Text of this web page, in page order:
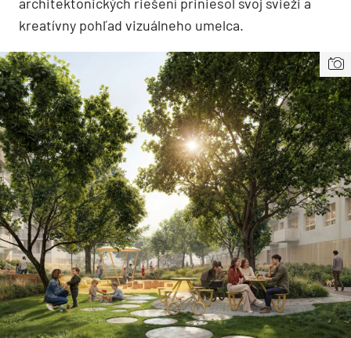
kreatívny pohľad vizuálneho umelca.